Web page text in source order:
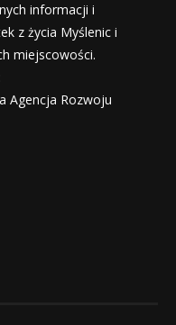
informacji i
z życia Myślenic i
miejscowości.
Agencja Rozwoju